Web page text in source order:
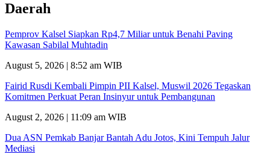
Daerah
Pemprov Kalsel Siapkan Rp4,7 Miliar untuk Benahi Paving
Kawasan Sabilal Muhtadin
August 5, 2026 | 8:52 am WIB
Fairid Rusdi Kembali Pimpin PII Kalsel, Muswil 2026 Tegaskan
Komitmen Perkuat Peran Insinyur untuk Pembangunan
August 2, 2026 | 11:09 am WIB
Dua ASN Pemkab Banjar Bantah Adu Jotos, Kini Tempuh Jalur
Mediasi